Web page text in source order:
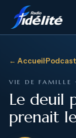
← Accueil·
VIE DE FAMILLE
Le deuil
prenait